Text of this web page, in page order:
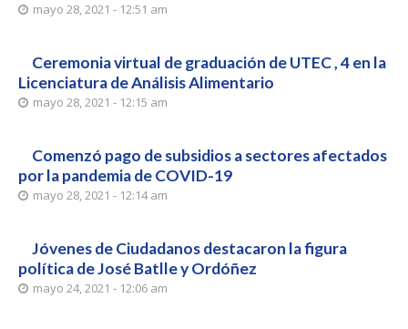
mayo 28, 2021 - 12:51 am
Ceremonia virtual de graduación de UTEC , 4 en la
Licenciatura de Análisis Alimentario
mayo 28, 2021 - 12:15 am
Comenzó pago de subsidios a sectores afectados
por la pandemia de COVID-19
mayo 28, 2021 - 12:14 am
Jóvenes de Ciudadanos destacaron la figura
política de José Batlle y Ordóñez
mayo 24, 2021 - 12:06 am